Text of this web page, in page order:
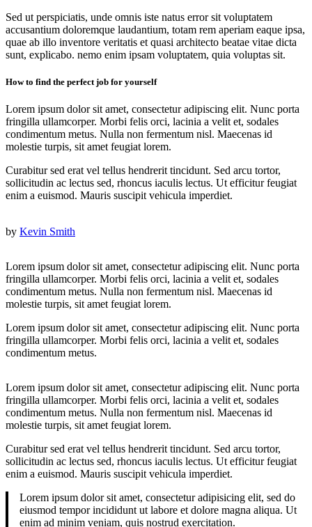
Sed ut perspiciatis, unde omnis iste natus error sit voluptatem
accusantium doloremque laudantium, totam rem aperiam eaque ipsa,
quae ab illo inventore veritatis et quasi architecto beatae vitae dicta
sunt, explicabo. nemo enim ipsam voluptatem, quia voluptas sit.
How to find the perfect job for yourself
Lorem ipsum dolor sit amet, consectetur adipiscing elit. Nunc porta
fringilla ullamcorper. Morbi felis orci, lacinia a velit et, sodales
condimentum metus. Nulla non fermentum nisl. Maecenas id
molestie turpis, sit amet feugiat lorem.
Curabitur sed erat vel tellus hendrerit tincidunt. Sed arcu tortor,
sollicitudin ac lectus sed, rhoncus iaculis lectus. Ut efficitur feugiat
enim a euismod. Mauris suscipit vehicula imperdiet.
by Kevin Smith
Lorem ipsum dolor sit amet, consectetur adipiscing elit. Nunc porta
fringilla ullamcorper. Morbi felis orci, lacinia a velit et, sodales
condimentum metus. Nulla non fermentum nisl. Maecenas id
molestie turpis, sit amet feugiat lorem.
Lorem ipsum dolor sit amet, consectetur adipiscing elit. Nunc porta
fringilla ullamcorper. Morbi felis orci, lacinia a velit et, sodales
condimentum metus.
Lorem ipsum dolor sit amet, consectetur adipiscing elit. Nunc porta
fringilla ullamcorper. Morbi felis orci, lacinia a velit et, sodales
condimentum metus. Nulla non fermentum nisl. Maecenas id
molestie turpis, sit amet feugiat lorem.
Curabitur sed erat vel tellus hendrerit tincidunt. Sed arcu tortor,
sollicitudin ac lectus sed, rhoncus iaculis lectus. Ut efficitur feugiat
enim a euismod. Mauris suscipit vehicula imperdiet.
Lorem ipsum dolor sit amet, consectetur adipisicing elit, sed do
eiusmod tempor incididunt ut labore et dolore magna aliqua. Ut
enim ad minim veniam, quis nostrud exercitation.